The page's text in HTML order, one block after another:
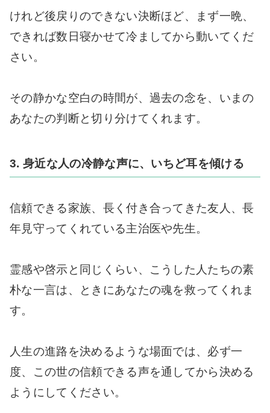
けれど後戻りのできない決断ほど、まず一晩、
できれば数日寝かせて冷ましてから動いてくだ
さい。
その静かな空白の時間が、過去の念を、いまの
あなたの判断と切り分けてくれます。
3. 身近な人の冷静な声に、いちど耳を傾ける
信頼できる家族、長く付き合ってきた友人、長
年見守ってくれている主治医や先生。
霊感や啓示と同じくらい、こうした人たちの素
朴な一言は、ときにあなたの魂を救ってくれま
す。
人生の進路を決めるような場面では、必ず一
度、この世の信頼できる声を通してから決める
ようにしてください。